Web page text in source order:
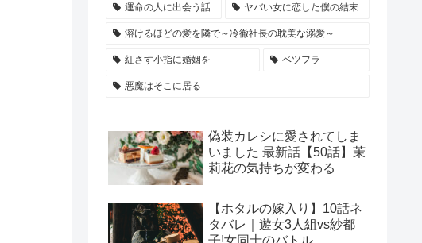
運命の人に出会う話 ヤバい女に恋した僕の結末
溶けるほどの愛を隣で～冷徹社長の耽美な溺愛～
紅さす小指に婚姻を ベツフラ
悪魔はそこに居る
偽装カレシに愛されてしま
いました 最新話【50話】茉
莉花の気持ちが変わる
【ホタルの嫁入り】10話ネ
タバレ｜遊女3人組vs紗都